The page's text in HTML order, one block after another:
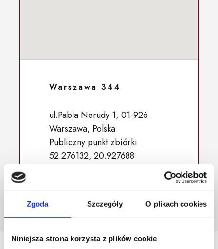
Zgoda Szczegóły O plikach cookies
Niniejsza strona korzysta z plików cookie
Warszawa 344
ul.Pabla Nerudy 1, 01-926
Warszawa, Polska
Publiczny punkt zbiórki
52.276132, 20.927688